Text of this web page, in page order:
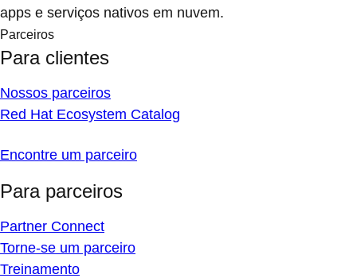
apps e serviços nativos em nuvem.
Parceiros
Para clientes
Nossos parceiros
Red Hat Ecosystem Catalog
Encontre um parceiro
Para parceiros
Partner Connect
Torne-se um parceiro
Treinamento